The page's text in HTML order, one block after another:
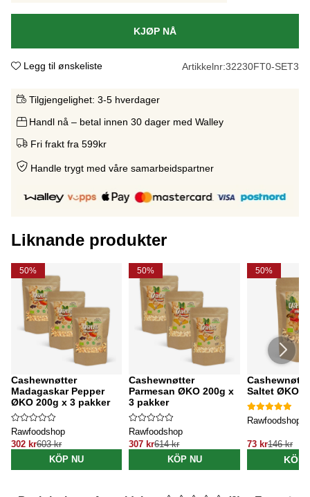
KJØP NÅ
Legg til ønskeliste Artikkelnr:32230FT0-SET3
Tilgjengelighet: 3-5 hverdager
Handl nå – betal innen 30 dager med Walley
Fri frakt fra 599kr
Handle trygt med våre samarbeidspartner
Liknande produkter
50%
Cashewnøtter
Madagaskar Pepper
ØKO 200g x 3 pakker
Rawfoodshop
302 kr603 kr
KÖP NU
50%
Cashewnøtter
Parmesan ØKO 200g x
3 pakker
Rawfoodshop
307 kr614 kr
KÖP NU
50%
Saltet ØKO
Rawfoodshop
73 kr146 kr
KÖP